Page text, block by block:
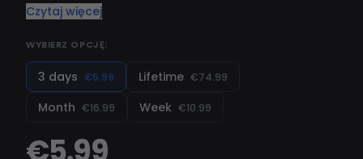
darmowym Spooferem. Niewykrywalny i
FiveM.
Czytaj więcej
WYBIERZ OPCJĘ:
3 days €5.99 Lifetime €74.99
Month €16.99 Week €10.99